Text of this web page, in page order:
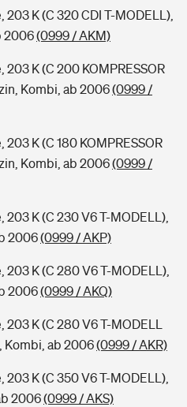
K (C 320 CDI T-MODELL),
2006(0999 / AKM)
K (C 200 KOMPRESSOR
Kombi, ab 2006(0999 /
K (C 180 KOMPRESSOR
Kombi, ab 2006(0999 /
K (C 230 V6 T-MODELL),
2006(0999 / AKP)
K (C 280 V6 T-MODELL),
2006(0999 / AKQ)
K (C 280 V6 T-MODELL
Kombi, ab 2006(0999 / AKR)
K (C 350 V6 T-MODELL),
2006(0999 / AKS)